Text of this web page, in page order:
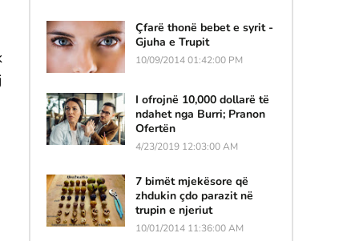
Çfarë thonë bebet e syrit -
Gjuha e Trupit
10/09/2014 01:42:00 PM
I ofrojnë 10,000 dollarë të
ndahet nga Burri; Pranon
Ofertën
4/23/2019 12:03:00 AM
7 bimët mjekësore që
zhdukin çdo parazit në
trupin e njeriut
10/01/2014 11:36:00 AM